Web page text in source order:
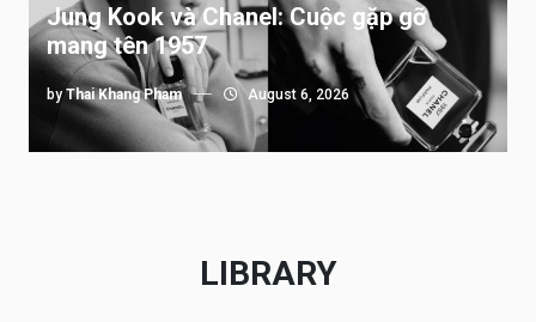
Jung Kook và Chanel: Cuộc gặp gỡ
mang tên 1957
by Thai Khang Pham August 6, 2026
LIBRARY